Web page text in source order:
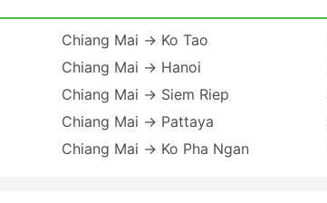
Chiang Mai → Ko Tao
Chiang Mai → Hanoi
Chiang Mai → Siem Riep
Chiang Mai → Pattaya
Chiang Mai → Ko Pha Ngan